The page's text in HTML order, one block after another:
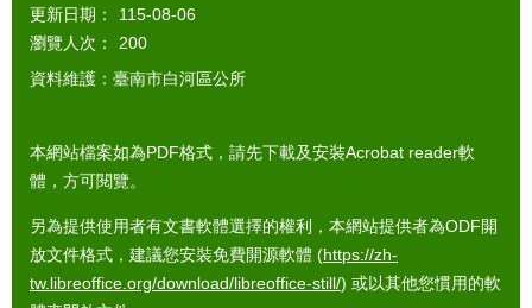
更新日期：
115-08-06
瀏覽人次：
200
資料維護：臺南市白河區公所
本網站檔案如為PDF格式，請先下載及安裝Acrobat reader軟
體，方可閱覽。
另為提供使用者有文書軟體選擇的權利，本網站提供者為ODF開
放文件格式，建議您安裝免費開源軟體 (https://zh-
tw.libreoffice.org/download/libreoffice-still/) 或以其他您慣用的軟